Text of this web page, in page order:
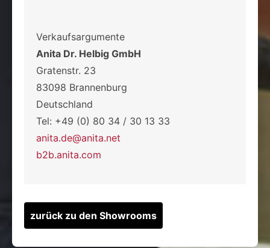
Verkaufsargumente
Anita Dr. Helbig GmbH
Gratenstr. 23
83098 Brannenburg
Deutschland
Tel: +49 (0) 80 34 / 30 13 33
anita.de@anita.net
b2b.anita.com
zurück zu den Showrooms